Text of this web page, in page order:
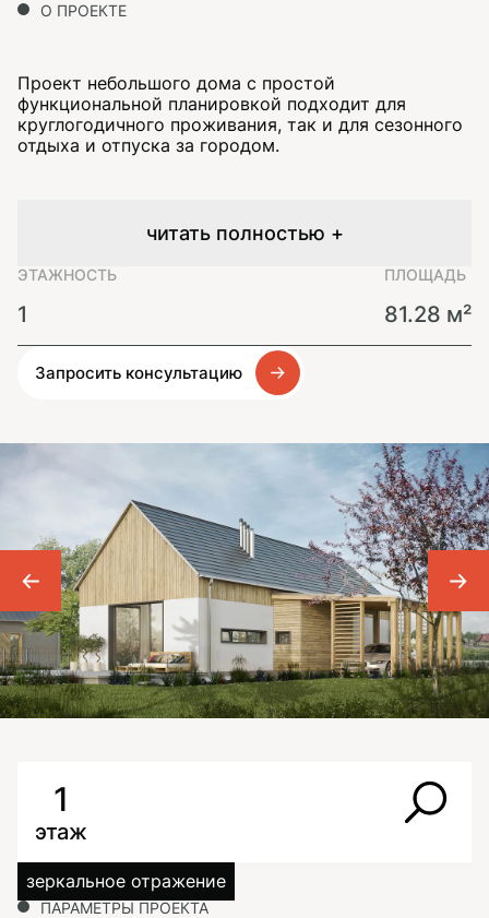
О ПРОЕКТЕ
Проект небольшого дома с простой
функциональной планировкой подходит для
круглогодичного проживания, так и для сезонного
отдыха и отпуска за городом.
читать полностью +
ЭТАЖНОСТЬ
1
ПЛОЩАДЬ
81.28 м²
Запросить консультацию
1
этаж
зеркальное отражение
ПАРАМЕТРЫ ПРОЕКТА